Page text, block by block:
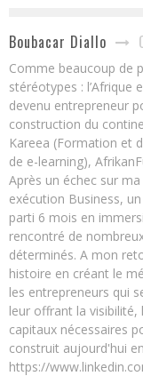
Boubacar Diallo
Comme beaucoup de
stéréotypes : l’Afrique
devenu entrepreneur
construction du
Kareea (Formation et
de e-learning),
Après un échec sur
exécution Business,
parti 6 mois en
rencontré de
déterminés. A mon
histoire en créant le
les entrepreneurs qui
leur offrant la visibilité,
capitaux nécessaires
construit aujourd'hui
https://